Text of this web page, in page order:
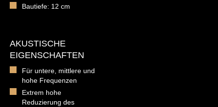
Bautiefe: 12 cm
AKUSTISCHE
EIGENSCHAFTEN
Für untere, mittlere und
hohe Frequenzen
Extrem hohe
Reduzierung des